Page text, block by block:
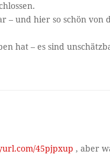
– und hier so schön von
hat – es sind
45pjpxup , aber